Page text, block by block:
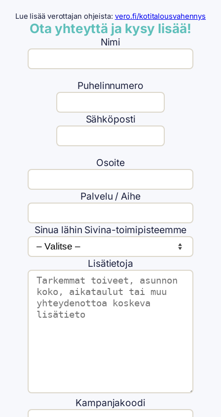
Lue lisää verottajan ohjeista: vero.fi/kotitalousvahennys
Ota yhteyttä ja kysy lisää!
Nimi
Puhelinnumero
Sähköposti
Osoite
Palvelu / Aihe
Sinua lähin Sivina-toimipisteemme
Lisätietoja
Kampanjakoodi